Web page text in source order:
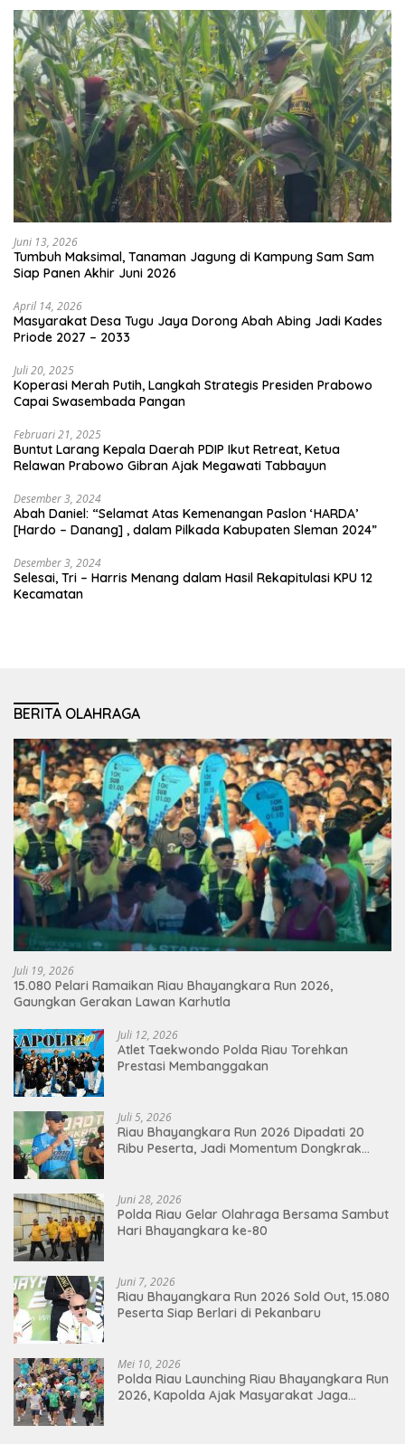
Juni 13, 2026
Tumbuh Maksimal, Tanaman Jagung di Kampung Sam Sam
Siap Panen Akhir Juni 2026
April 14, 2026
Masyarakat Desa Tugu Jaya Dorong Abah Abing Jadi Kades
Priode 2027 – 2033
Juli 20, 2025
Koperasi Merah Putih, Langkah Strategis Presiden Prabowo
Capai Swasembada Pangan
Februari 21, 2025
Buntut Larang Kepala Daerah PDIP Ikut Retreat, Ketua
Relawan Prabowo Gibran Ajak Megawati Tabbayun
Desember 3, 2024
Abah Daniel: “Selamat Atas Kemenangan Paslon ‘HARDA’
[Hardo – Danang] , dalam Pilkada Kabupaten Sleman 2024”
Desember 3, 2024
Selesai, Tri – Harris Menang dalam Hasil Rekapitulasi KPU 12
Kecamatan
BERITA OLAHRAGA
Juli 19, 2026
15.080 Pelari Ramaikan Riau Bhayangkara Run 2026,
Gaungkan Gerakan Lawan Karhutla
Juli 12, 2026
Atlet Taekwondo Polda Riau Torehkan
Prestasi Membanggakan
Juli 5, 2026
Riau Bhayangkara Run 2026 Dipadati 20
Ribu Peserta, Jadi Momentum Dongkrak
Juni 28, 2026
Polda Riau Gelar Olahraga Bersama Sambut
Hari Bhayangkara ke-80
Juni 7, 2026
Riau Bhayangkara Run 2026 Sold Out, 15.080
Peserta Siap Berlari di Pekanbaru
Mei 10, 2026
Polda Riau Launching Riau Bhayangkara Run
2026, Kapolda Ajak Masyarakat Jaga